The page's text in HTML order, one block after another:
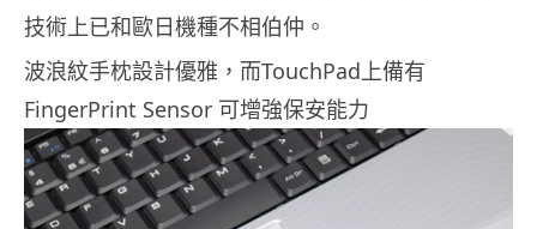
技術上已和歐日機種不相伯仲。
波浪紋手枕設計優雅，而TouchPad上備有
FingerPrint Sensor 可增強保安能力